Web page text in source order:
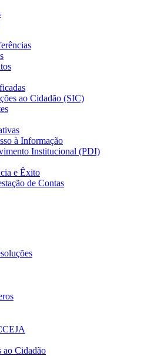
ao Cidadão (SIC)
à Informação
Institucional (PDI)
e Êxito
de Contas
ao Cidadão